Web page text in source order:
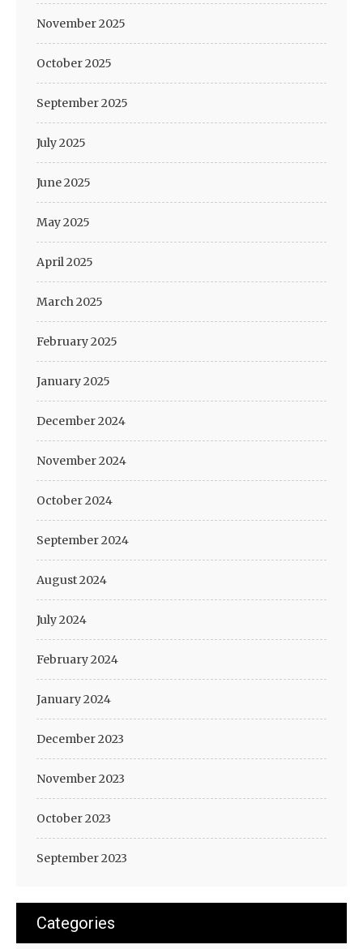
November 2025
October 2025
September 2025
July 2025
June 2025
May 2025
April 2025
March 2025
February 2025
January 2025
December 2024
November 2024
October 2024
September 2024
August 2024
July 2024
February 2024
January 2024
December 2023
November 2023
October 2023
September 2023
Categories